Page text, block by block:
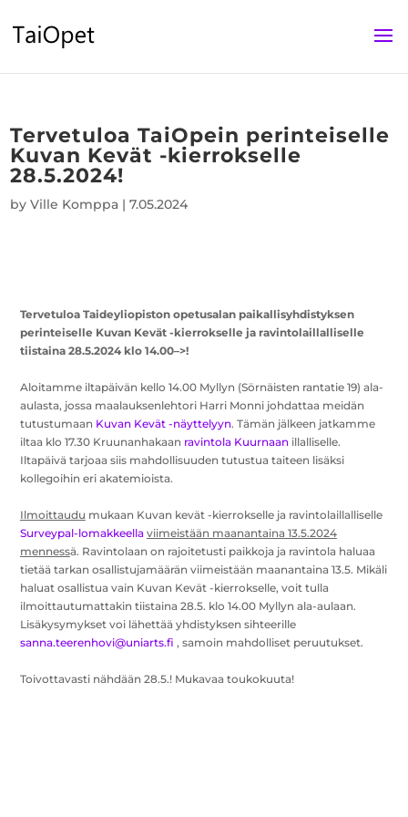
Tervetuloa TaiOpein perinteiselle
Kuvan Kevät -kierrokselle
28.5.2024!
byVille Komppa |7.05.2024
Tervetuloa Taideyliopiston opetusalan paikallisyhdistyksen
perinteiselle Kuvan Kevät -kierrokselle ja ravintolaillalliselle
tiistaina 28.5.2024 klo 14.00–>!
Aloitamme iltapäivän kello 14.00 Myllyn (Sörnäisten rantatie 19) ala-
aulasta, jossa maalauksenlehtori Harri Monni johdattaa meidän
tutustumaan Kuvan Kevät -näyttelyyn. Tämän jälkeen jatkamme
iltaa klo 17.30 Kruunanhakaan ravintola Kuurnaanillalliselle.
Iltapäivä tarjoaa siis mahdollisuuden tutustua taiteen lisäksi
kollegoihin eri akatemioista.
Ilmoittaudu mukaan Kuvan kevät -kierrokselle ja ravintolaillalliselle
Surveypal-lomakkeella viimeistään maanantaina 13.5.2024
mennessä. Ravintolaan on rajoitetusti paikkoja ja ravintola haluaa
tietää tarkan osallistujamäärän viimeistään maanantaina 13.5. Mikäli
haluat osallistua vain Kuvan Kevät -kierrokselle, voit tulla
ilmoittautumattakin tiistaina 28.5. klo 14.00 Myllyn ala-aulaan.
Lisäkysymykset voi lähettää yhdistyksen sihteerille
sanna.teerenhovi@uniarts.fi , samoin mahdolliset peruutukset.
Toivottavasti nähdään 28.5.! Mukavaa toukokuuta!